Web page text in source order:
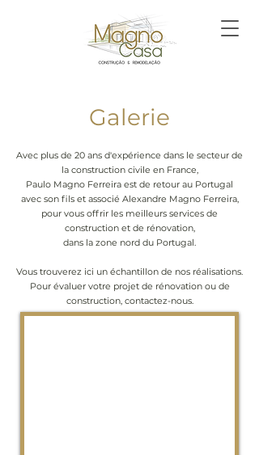
Galerie
Avec plus de 20 ans d'expérience dans le secteur de
la construction civile en France,
Paulo Magno Ferreira est de retour au Portugal
avec son fils et associé Alexandre Magno Ferreira,
pour vous offrir les meilleurs services de
construction et de rénovation,
dans la zone nord du Portugal.
Vous trouverez ici un échantillon de nos réalisations.
Pour évaluer votre projet de rénovation ou de
construction, contactez-nous.